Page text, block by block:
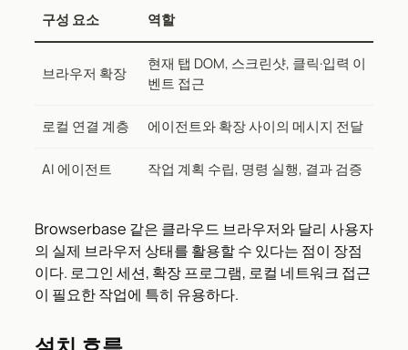
구성 요소 역할
브라우저 확장
현재 탭 DOM, 스크린샷, 클릭·입력 이
벤트 접근
로컬 연결 계층 에이전트와 확장 사이의 메시지 전달
AI 에이전트 작업 계획 수립, 명령 실행, 결과 검증
Browserbase 같은 클라우드 브라우저와 달리 사용자
의 실제 브라우저 상태를 활용할 수 있다는 점이 장점
이다. 로그인 세션, 확장 프로그램, 로컬 네트워크 접근
이 필요한 작업에 특히 유용하다.